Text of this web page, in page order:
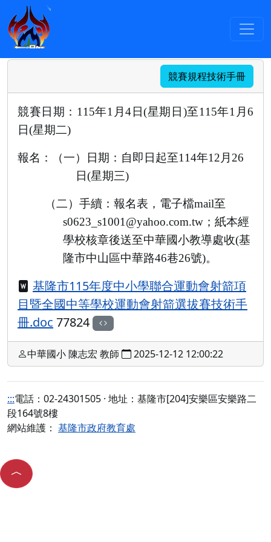
最新消息
運動會射箭項目暨全國中等學校運動會射箭
選拔賽技術手冊
競賽規程技術手冊
競賽日期： 115年1 月4 日(星期日 )至115年1 月6
日(星期二)
報名： （一）日期：自即日起至114年12 月 26
日(星期三)
（二）手續：報名表 ， 電子檔mail至
s0623_s1001 @yahoo.com.tw； 紙本經
學校核章後送至中華國小教導處收(基
隆市中山區中華路46巷26號)。
基隆市115年度中小學聯合運動會射箭項
目暨全國中等學校運動會射箭選拔賽技術手
冊.doc 77824
中華國小 陳志宏 教師 2025-12-12 12:00:22
:::電話：02-24301505 · 地址：基隆市[204]安樂區安樂路二
段164號8樓
網站維護： 基隆市政府教育處